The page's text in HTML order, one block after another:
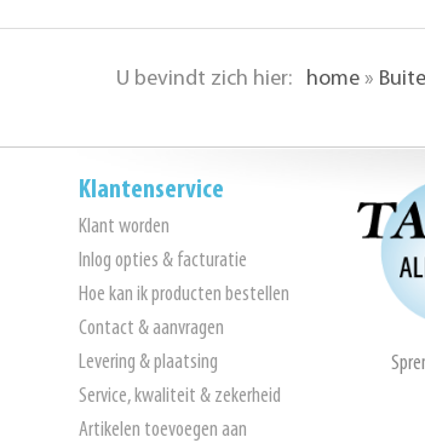
U bevindt zich hier: home »
Klantenservice
Klant worden
Inlog opties & facturatie
Hoe kan ik producten bestellen
Contact & aanvragen
Levering & plaatsing
Service, kwaliteit & zekerheid
Artikelen toevoegen aan